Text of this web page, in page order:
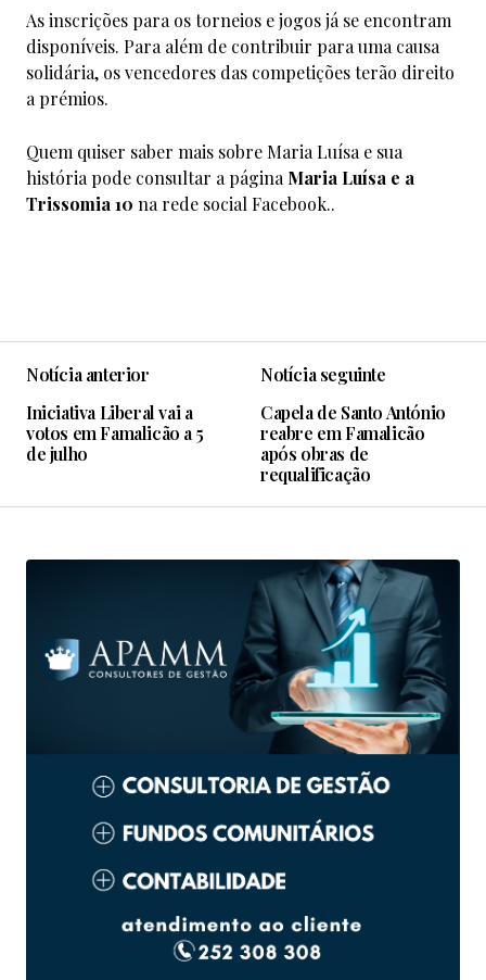
As inscrições para os torneios e jogos já se encontram
disponíveis. Para além de contribuir para uma causa
solidária, os vencedores das competições terão direito
a prémios.
Quem quiser saber mais sobre Maria Luísa e sua
história pode consultar a página Maria Luísa e a
Trissomia 10 na rede social Facebook..
Notícia anterior
Iniciativa Liberal vai a
votos em Famalicão a 5
de julho
Notícia seguinte
Capela de Santo António
reabre em Famalicão
após obras de
requalificação